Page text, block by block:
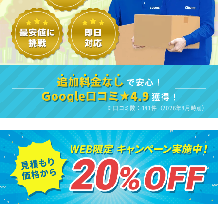
追加料金なし で安心！
Google口コミ★4.9 獲得！
※口コミ数：141件（2026年8月時点）